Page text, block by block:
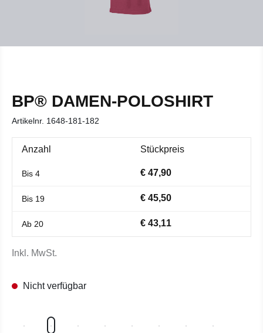
BP® DAMEN-POLOSHIRT
Artikelnr. 1648-181-182
Anzahl Stückpreis
Bis 4 € 47,90
Bis 19 € 45,50
Ab 20 € 43,11
Inkl. MwSt.
Nicht verfügbar